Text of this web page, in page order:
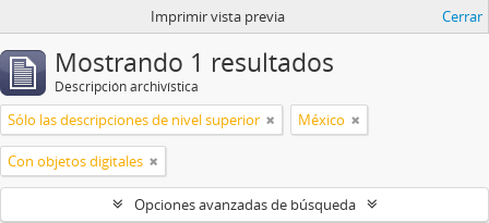
Imprimir vista previa Cerrar
Mostrando 1 resultados
Descripción archivística
Sólo las descripciones de nivel superior México
Con objetos digitales
Opciones avanzadas de búsqueda